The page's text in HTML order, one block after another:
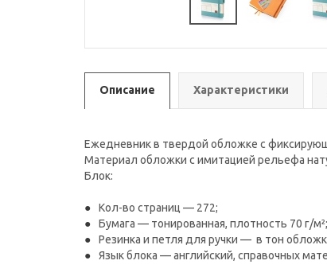
Описание Характеристики
Ежедневник в твердой обложке с
Материал обложки с имитацией рельефа
Блок:
Кол-во страниц — 272;
Бумага — тонированная, плотность 70 г/м²;
Резинка и петля для ручки — в тон
Язык блока — английский, справочных